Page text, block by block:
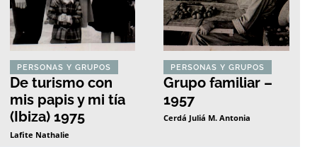
PERSONAS Y GRUPOS
De turismo con
mis papis y mi tía
(Ibiza) 1975
Lafite Nathalie
PERSONAS Y GRUPOS
Grupo familiar –
1957
Cerdá Juliá M. Antonia